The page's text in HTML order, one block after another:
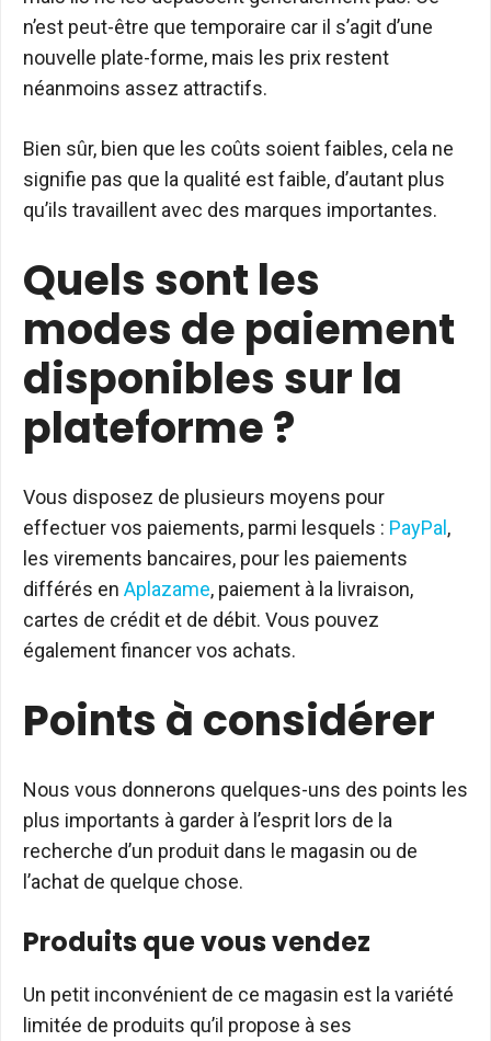
n’est peut-être que temporaire car il s’agit d’une
nouvelle plate-forme, mais les prix restent
néanmoins assez attractifs.
Bien sûr, bien que les coûts soient faibles, cela ne
signifie pas que la qualité est faible, d’autant plus
qu’ils travaillent avec des marques importantes.
Quels sont les
modes de paiement
disponibles sur la
plateforme ?
Vous disposez de plusieurs moyens pour
effectuer vos paiements, parmi lesquels : PayPal,
les virements bancaires, pour les paiements
différés en Aplazame, paiement à la livraison,
cartes de crédit et de débit. Vous pouvez
également financer vos achats.
Points à considérer
Nous vous donnerons quelques-uns des points les
plus importants à garder à l’esprit lors de la
recherche d’un produit dans le magasin ou de
l’achat de quelque chose.
Produits que vous vendez
Un petit inconvénient de ce magasin est la variété
limitée de produits qu’il propose à ses